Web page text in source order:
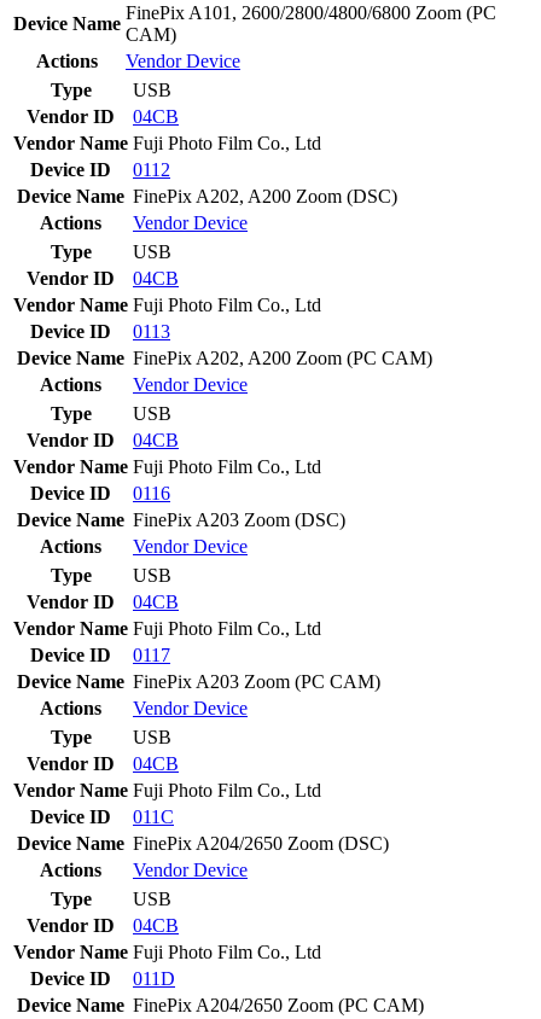
Device Name
FinePix A101, 2600/2800/4800/6800 Zoom (PC
CAM)
Actions
VendorDevice
Type
USB
Vendor ID
04CB
Vendor Name Fuji Photo Film Co., Ltd
Device ID
0112
Device Name FinePix A202, A200 Zoom (DSC)
Actions
VendorDevice
Type
USB
Vendor ID
04CB
Vendor Name Fuji Photo Film Co., Ltd
Device ID
0113
Device Name FinePix A202, A200 Zoom (PC CAM)
Actions
VendorDevice
Type
USB
Vendor ID
04CB
Vendor Name Fuji Photo Film Co., Ltd
Device ID
0116
Device Name FinePix A203 Zoom (DSC)
Actions
VendorDevice
Type
USB
Vendor ID
04CB
Vendor Name Fuji Photo Film Co., Ltd
Device ID
0117
Device Name FinePix A203 Zoom (PC CAM)
Actions
VendorDevice
Type
USB
Vendor ID
04CB
Vendor Name Fuji Photo Film Co., Ltd
Device ID
011C
Device Name FinePix A204/2650 Zoom (DSC)
Actions
VendorDevice
Type
USB
Vendor ID
04CB
Vendor Name Fuji Photo Film Co., Ltd
Device ID
011D
Device Name FinePix A204/2650 Zoom (PC CAM)